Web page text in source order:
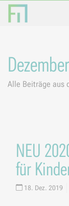
Alle Beiträge aus
NEU
für
18. Dez. 2019